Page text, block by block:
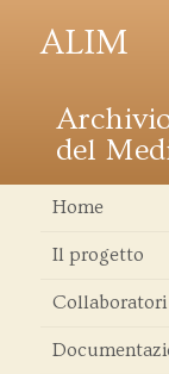
ALIM
del
Home
Il progetto
Collaboratori